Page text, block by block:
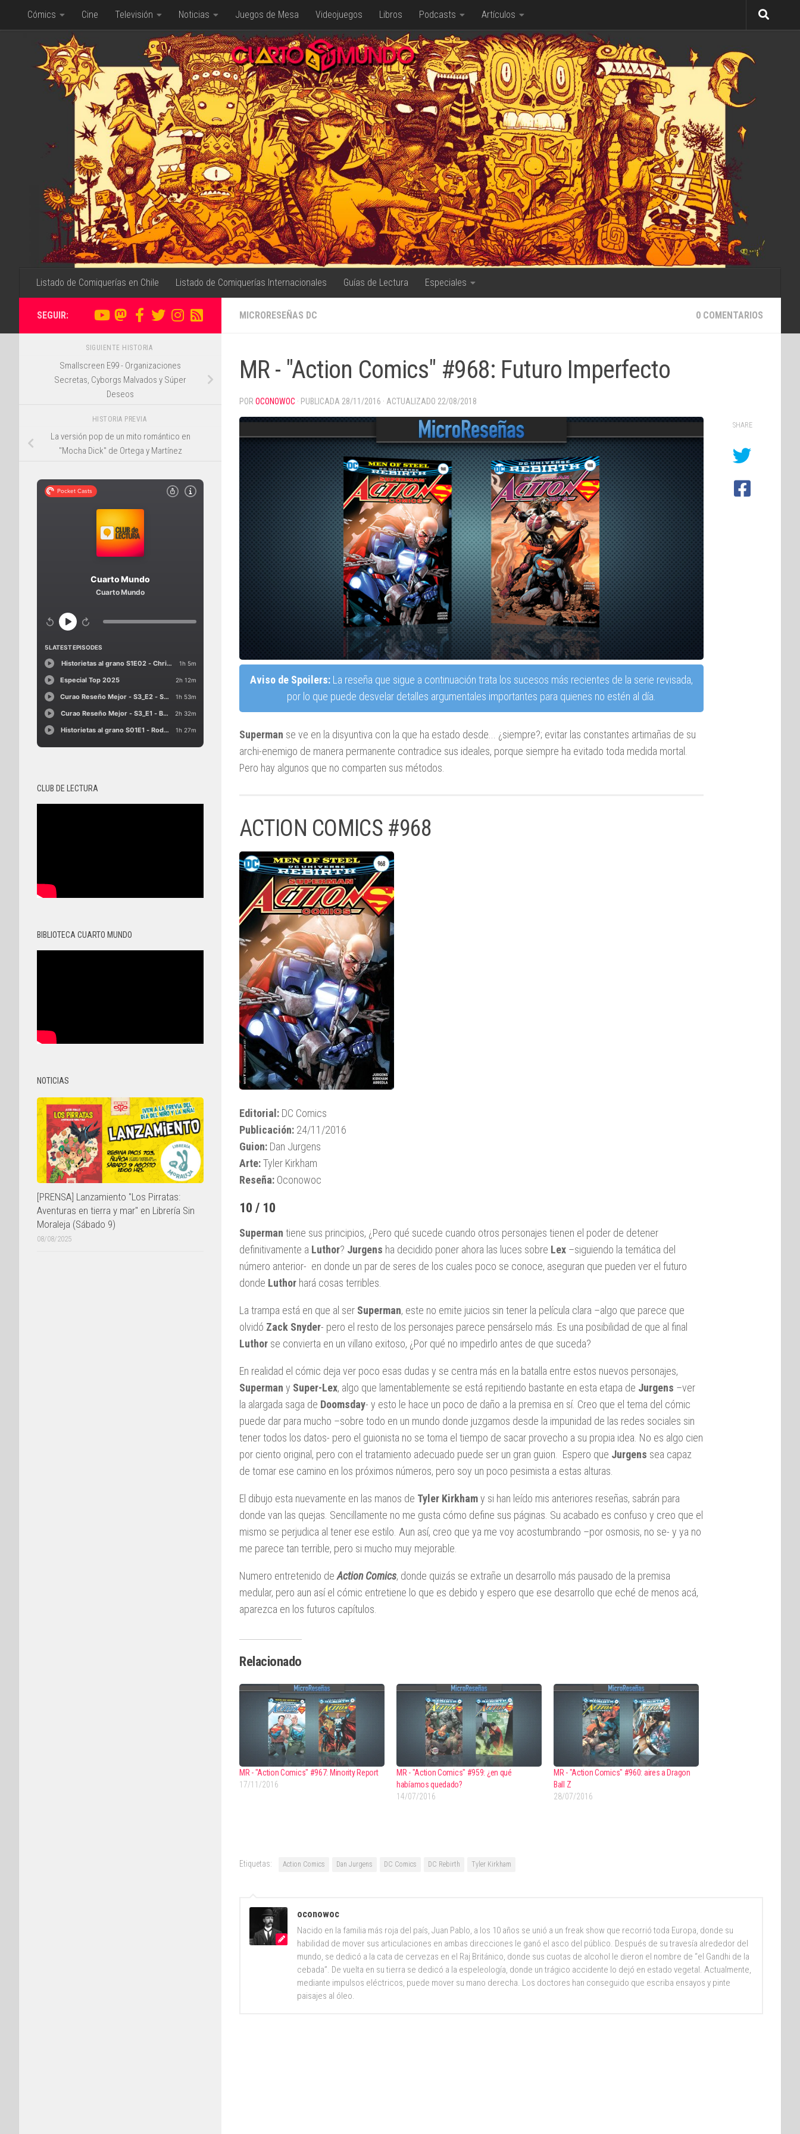
Saltar al contenido
Cómics Cine Televisión Noticias Juegos de Mesa Videojuegos Libros Podcasts Artículos
Listado de Comiquerías en Chile Listado de Comiquerías Internacionales Guías de Lectura Especiales
MICRORESEÑAS DC 0 COMENTARIOS
MR - "Action Comics" #968: Futuro Imperfecto
POR OCONOWOC · PUBLICADA 28/11/2016 · ACTUALIZADO 22/08/2018
Aviso de Spoilers: La reseña que sigue a continuación trata los sucesos más recientes de la serie revisada,
por lo que puede desvelar detalles argumentales importantes para quienes no estén al día.
Superman se ve en la disyuntiva con la que ha estado desde... ¿siempre?; evitar las constantes artimañas de su
archi-enemigo de manera permanente contradice sus ideales, porque siempre ha evitado toda medida mortal.
Pero hay algunos que no comparten sus métodos.
ACTION COMICS #968
Editorial: DC Comics
Publicación: 24/11/2016
Guion: Dan Jurgens
Arte:Tyler Kirkham
Reseña: Oconowoc
10 / 10
Superman tiene sus principios, ¿Pero qué sucede cuando otros personajes tienen el poder de detener
definitivamente a Luthor? Jurgens ha decidido poner ahora las luces sobre Lex –siguiendo la temática del
número anterior- en donde un par de seres de los cuales poco se conoce, aseguran que pueden ver el futuro
donde Luthor hará cosas terribles.
La trampa está en que al ser Superman, este no emite juicios sin tener la película clara –algo que parece que
olvidó Zack Snyder- pero el resto de los personajes parece pensárselo más. Es una posibilidad de que al final
Luthor se convierta en un villano exitoso, ¿Por qué no impedirlo antes de que suceda?
En realidad el cómic deja ver poco esas dudas y se centra más en la batalla entre estos nuevos personajes,
Superman y Super-Lex, algo que lamentablemente se está repitiendo bastante en esta etapa de Jurgens –ver
la alargada saga de Doomsday- y esto le hace un poco de daño a la premisa en sí. Creo que el tema del cómic
puede dar para mucho –sobre todo en un mundo donde juzgamos desde la impunidad de las redes sociales sin
tener todos los datos- pero el guionista no se toma el tiempo de sacar provecho a su propia idea. No es algo cien
por ciento original, pero con el tratamiento adecuado puede ser un gran guion. Espero que Jurgens sea capaz
de tomar ese camino en los próximos números, pero soy un poco pesimista a estas alturas.
El dibujo esta nuevamente en las manos de Tyler Kirkhamy si han leído mis anteriores reseñas, sabrán para
donde van las quejas. Sencillamente no me gusta cómo define sus páginas. Su acabado es confuso y creo que el
mismo se perjudica al tener ese estilo. Aun así, creo que ya me voy acostumbrando –por osmosis, no se- y ya no
me parece tan terrible, pero si mucho muy mejorable.
Numero entretenido de Action Comics, donde quizás se extrañe un desarrollo más pausado de la premisa
medular, pero aun así el cómic entretiene lo que es debido y espero que ese desarrollo que eché de menos acá,
aparezca en los futuros capítulos.
Relacionado
MR - "Action Comics" #967: Minority Report
17/11/2016
MR - "Action Comics" #959: ¿en qué
habíamos quedado?
14/07/2016
MR - "Action Comics" #960: aires a Dragon
Ball Z
28/07/2016
SHARE
Etiquetas: Action Comics Dan Jurgens DC Comics DC Rebirth Tyler Kirkham
oconowoc
Nacido en la familia más roja del país, Juan Pablo, a los 10 años se unió a un freak show que recorrió toda Europa, donde su
habilidad de mover sus articulaciones en ambas direcciones le ganó el asco del público. Después de su travesía alrededor del
mundo, se dedicó a la cata de cervezas en el Raj Británico, donde sus cuotas de alcohol le dieron el nombre de “el Gandhi de la
cebada”. De vuelta en su tierra se dedicó a la espeleología, donde un trágico accidente lo dejó en estado vegetal. Actualmente,
mediante impulsos eléctricos, puede mover su mano derecha. Los doctores han conseguido que escriba ensayos y pinte
paisajes al óleo.
SEGUIR:
SIGUIENTE HISTORIA
Smallscreen E99 - Organizaciones
Secretas, Cyborgs Malvados y Súper
Deseos
HISTORIA PREVIA
La versión pop de un mito romántico en
"Mocha Dick" de Ortega y Martínez
CLUB DE LECTURA
BIBLIOTECA CUARTO MUNDO
NOTICIAS
[PRENSA] Lanzamiento "Los Pirratas:
Aventuras en tierra y mar" en Librería Sin
Moraleja (Sábado 9)
08/08/2025